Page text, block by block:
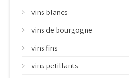
vins blancs
vins de bourgogne
vins fins
vins petillants